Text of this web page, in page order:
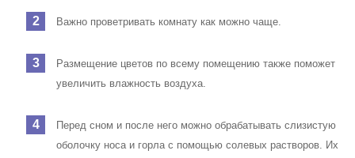
Важно проветривать комнату как можно чаще.
Размещение цветов по всему помещению также поможет
увеличить влажность воздуха.
Перед сном и после него можно обрабатывать слизистую
оболочку носа и горла с помощью солевых растворов. Их